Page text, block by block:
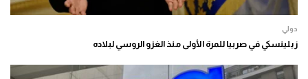
دولي
زيلينسكي في صربيا للمرة الأولى منذ الغزو الروسي لبلاده